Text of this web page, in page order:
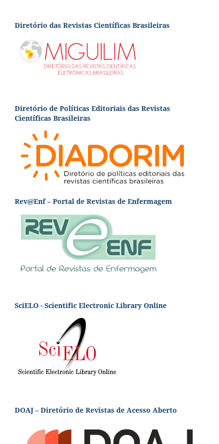
Diretório das Revistas Científicas Brasileiras
Diretório de Políticas Editoriais das Revistas
Científicas Brasileiras
Rev@Enf – Portal de Revistas de Enfermagem
SciELO - Scientific Electronic Library Online
DOAJ – Diretório de Revistas de Acesso Aberto